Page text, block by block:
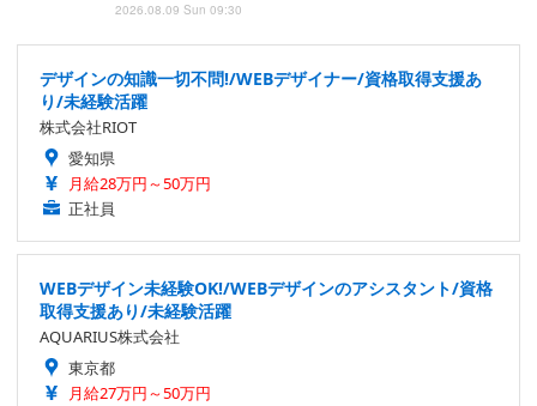
2026.08.09 Sun 09:30
デザインの知識一切不問!/WEBデザイナー/資格取得支援あ
り/未経験活躍
株式会社RIOT
愛知県
月給28万円～50万円
正社員
WEBデザイン未経験OK!/WEBデザインのアシスタント/資格
取得支援あり/未経験活躍
AQUARIUS株式会社
東京都
月給27万円～50万円